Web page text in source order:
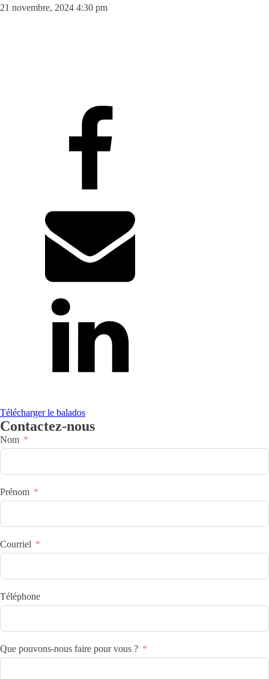
21 novembre, 2024 4:30 pm
Télécharger le balados
Contactez-nous
Nom
Prénom
Courriel
Téléphone
Que pouvons-nous faire pour vous ?